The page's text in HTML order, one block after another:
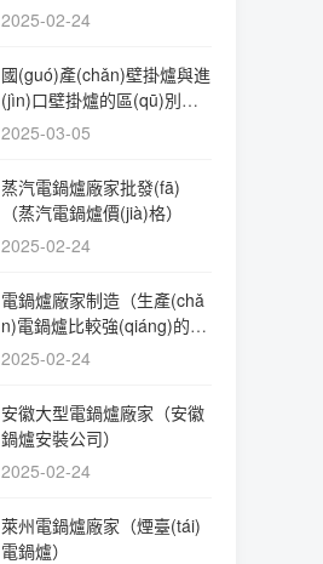
2025-02-24
國(guó)產(chǎn)壁掛爐與進
(jìn)口壁掛爐的區(qū)別有
哪些呢？:壁掛爐
2025-03-05
蒸汽電鍋爐廠家批發(fā)
（蒸汽電鍋爐價(jià)格）
2025-02-24
電鍋爐廠家制造（生產(chǎ
n)電鍋爐比較強(qiáng)的廠
家）
2025-02-24
安徽大型電鍋爐廠家（安徽
鍋爐安裝公司）
2025-02-24
萊州電鍋爐廠家（煙臺(tái)
電鍋爐）